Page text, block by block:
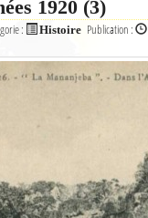
1920 (3)
: Histoire Publication :